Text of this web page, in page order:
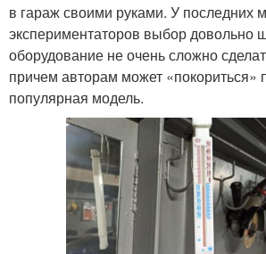
в гараж своими руками. У последних
экспериментаторов выбор довольно
оборудование не очень сложно
причем авторам может «покориться»
популярная модель.